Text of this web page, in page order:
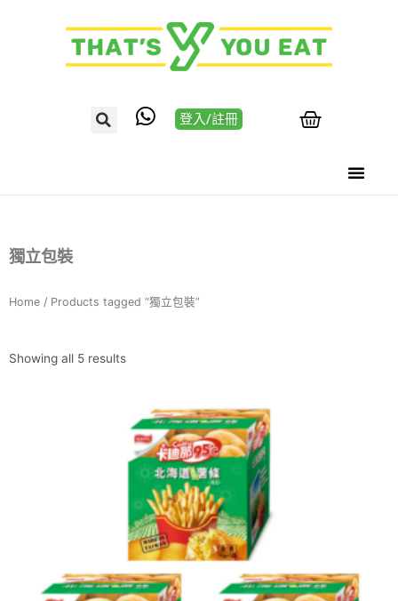
登入/註冊
獨立包裝
Home / Products tagged “獨立包裝”
Showing all 5 results